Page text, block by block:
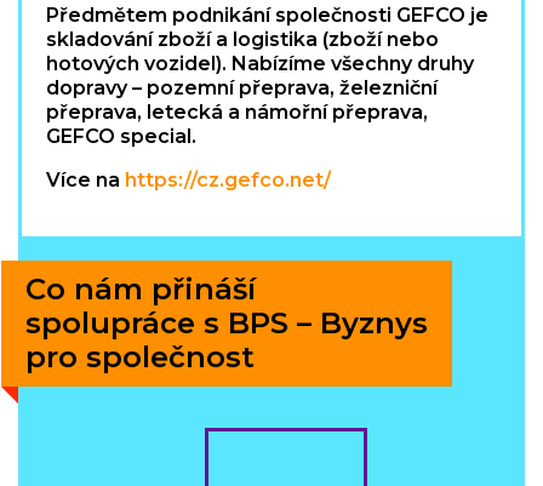
Předmětem podnikání společnosti GEFCO je
skladování zboží a logistika (zboží nebo
hotových vozidel). Nabízíme všechny druhy
dopravy – pozemní přeprava, železniční
přeprava, letecká a námořní přeprava,
GEFCO special.
Více na https://cz.gefco.net/
Co nám přináší
spolupráce s BPS – Byznys
pro společnost